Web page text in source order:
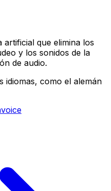
artificial que elimina los
y los sonidos de la
de audio.
idiomas, como el alemán